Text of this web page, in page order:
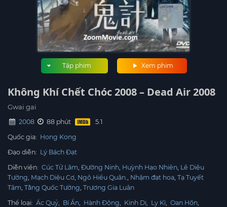
Xem phim
Tập phim
Không Khí Chết Chóc 2008 – Dead Air 2008
Gwai gai
2008
88 phút
Quốc gia: Hong Kong
Đạo diễn: Lý Bách Đạt
Diễn viên: Cúc Tử Lâm Đường Ninh Huỳnh Hạo Nhiên Lê Diệu
Tường Mạch Diệu Cơ Ngô Hiểu Quân. Nhậm đạt hoa Tạ Tuyết
Tâm Tằng Quốc Tường Trương Gia Luân
Thể loại: Ác Quỷ, Bí Ẩn, Hành Động, Kinh Dị, Ly Kì, Oan Hồn,